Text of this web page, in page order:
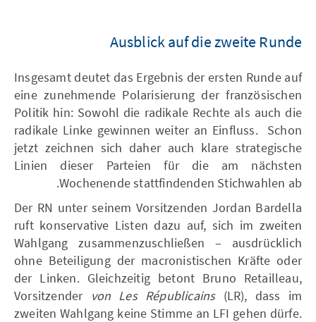
Ausblick auf die zweite Runde
Insgesamt deutet das Ergebnis der ersten Runde auf
eine zunehmende Polarisierung der französischen
Politik hin: Sowohl die radikale Rechte als auch die
radikale Linke gewinnen weiter an Einfluss. Schon
jetzt zeichnen sich daher auch klare strategische
Linien dieser Parteien für die am nächsten
Wochenende stattfindenden Stichwahlen ab.
Der RN unter seinem Vorsitzenden Jordan Bardella
ruft konservative Listen dazu auf, sich im zweiten
Wahlgang zusammenzuschließen – ausdrücklich
ohne Beteiligung der macronistischen Kräfte oder
der Linken. Gleichzeitig betont Bruno Retailleau,
Vorsitzender von Les Républicains(LR), dass im
zweiten Wahlgang keine Stimme an LFI gehen dürfe.